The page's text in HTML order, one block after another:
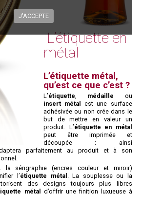
L’étiquette en
métal
L’étiquette métal,
qu’est ce que c’est ?
L’étiquette médaille ou
insert métal est une surface
adhésivée ou non crée dans le
but de mettre en valeur un
produit. L’étiquette en métal
peut être imprimée et
découpée : ainsi
parfaitement au produit et à son
sérigraphie (encres couleur et miroir)
l’étiquette métal . La souplesse ou la
des designs toujours plus libres
métal d’offrir une finition luxueuse à